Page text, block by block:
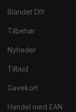
Blandet DIY
Tilbehør
Nyheder
Tilbud
Gavekort
Handel med EAN